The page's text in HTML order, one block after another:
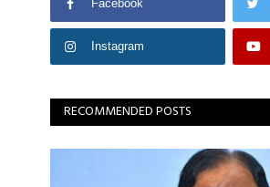
Facebook
Instagram
RECOMMENDED POSTS